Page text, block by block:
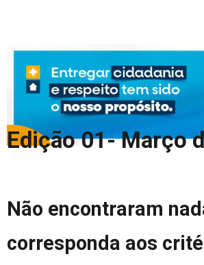
EDIÇÕES ANTERIORES
COLUNA DO MEIO
FALE CONOSCO
Edição 01- Março
Não encontraram
corresponda aos